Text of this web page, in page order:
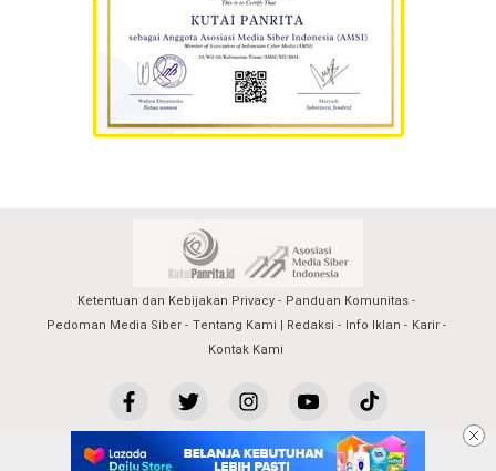
Ketentuan dan Kebijakan Privacy
Panduan Komunitas
Pedoman Media Siber
Tentang Kami | Redaksi Info Iklan
Karir
Kontak Kami
kutaipanrita@2023